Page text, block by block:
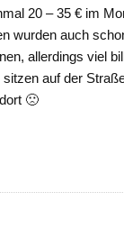
20 – 35 € im
wurden auch
allerdings viel
auf der
🙁